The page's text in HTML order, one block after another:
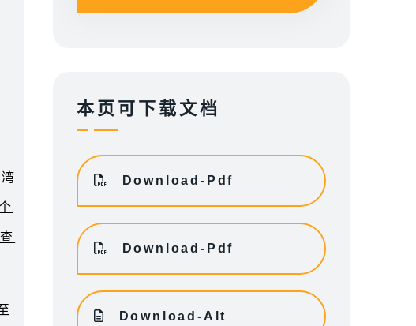
本页可下载文档
Download-Pdf
Download-Pdf
Download-Alt